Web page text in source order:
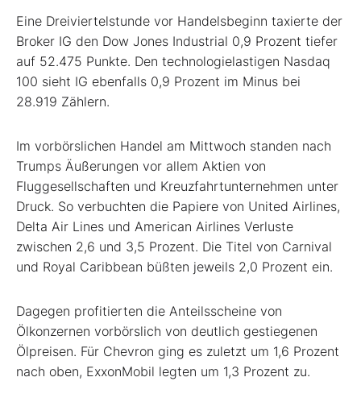
Eine Dreiviertelstunde vor Handelsbeginn taxierte der
Broker IG den Dow Jones Industrial 0,9 Prozent tiefer
auf 52.475 Punkte. Den technologielastigen Nasdaq
100 sieht IG ebenfalls 0,9 Prozent im Minus bei
28.919 Zählern.
Im vorbörslichen Handel am Mittwoch standen nach
Trumps Äußerungen vor allem Aktien von
Fluggesellschaften und Kreuzfahrtunternehmen unter
Druck. So verbuchten die Papiere von United Airlines,
Delta Air Lines und American Airlines Verluste
zwischen 2,6 und 3,5 Prozent. Die Titel von Carnival
und Royal Caribbean büßten jeweils 2,0 Prozent ein.
Dagegen profitierten die Anteilsscheine von
Ölkonzernen vorbörslich von deutlich gestiegenen
Ölpreisen. Für Chevron ging es zuletzt um 1,6 Prozent
nach oben, ExxonMobil legten um 1,3 Prozent zu.